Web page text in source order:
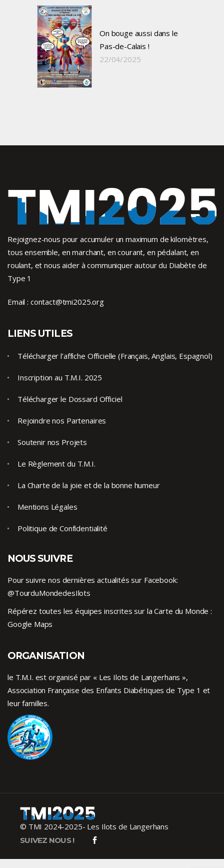
On bouge aussi dans le
Pas-de-Calais !
22/04/2025
Rejoignez-nous pour accumuler un maximum de kilomètres,
tous ensemble, en marchant, en courant, en pédalant, en
roulant, et nous aider à communiquer autour du Diabète de
Type 1
Email : contact@tmi2025.org
LIENS UTILES
Télécharger l’affiche Officielle (Français, Anglais, Espagnol)
Inscription au T.M.I. 2025
Télécharger le Dossard Officiel
Rejoindre nos Partenaires
Soutenir nos Projets
Le Règlement du T.M.I.
La Charte de la joie et de la bonne humeur
Mentions Légales
Politique de Confidentialité
NOUS SUIVRE
Pour suivre nos dernières actualités sur Facebook:
@TourduMondedesIlots
Répérez toutes les équipes inscrites sur la Carte du Monde :
Google Maps
ORGANISATION
le T.M.I. est organisé par « Les Ilots de Langerhans »,
Association Française des Enfants Diabétiques de Type 1 et
leur familles.
© TMI 2024-2025- Les Ilots de Langerhans
SUIVEZ NOUS !